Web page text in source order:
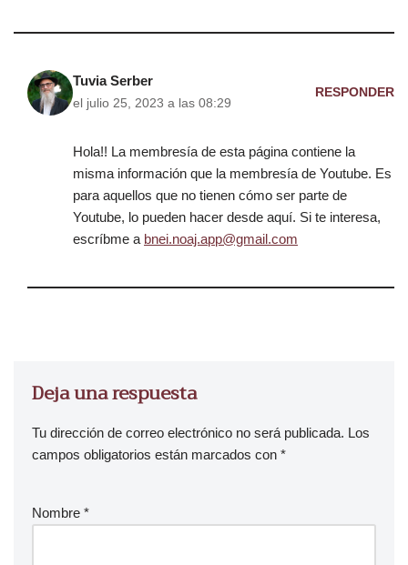
Tuvia Serber
el julio 25, 2023 a las 08:29
RESPONDER
Hola!! La membresía de esta página contiene la
misma información que la membresía de Youtube. Es
para aquellos que no tienen cómo ser parte de
Youtube, lo pueden hacer desde aquí. Si te interesa,
escríbme a bnei.noaj.app@gmail.com
Deja una respuesta
Tu dirección de correo electrónico no será publicada. Los
campos obligatorios están marcados con *
Nombre *